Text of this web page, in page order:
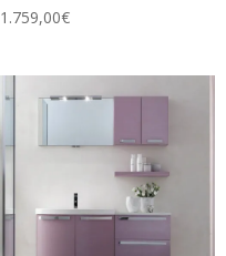
1.759,00€